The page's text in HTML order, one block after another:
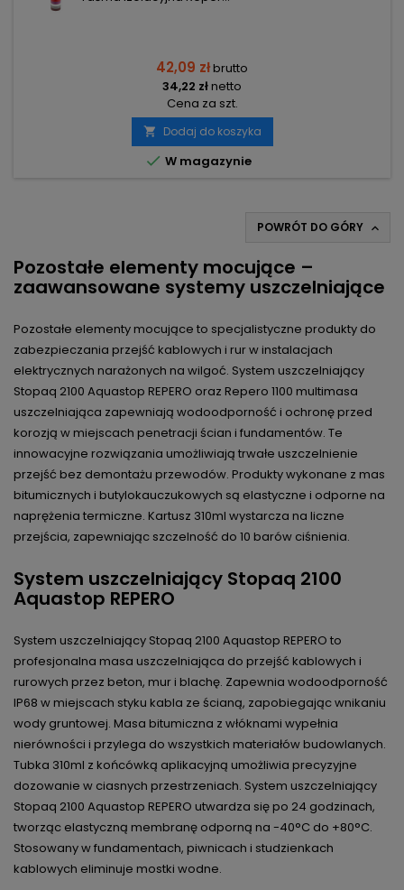
42,09 złbrutto
34,22 złnetto
Cena za szt.
 Dodaj do koszyka
 W magazynie
POWRÓT DO GÓRY 
Pozostałe elementy mocujące –
zaawansowane systemy uszczelniające
Pozostałe elementy mocujące to specjalistyczne produkty do
zabezpieczania przejść kablowych i rur w instalacjach
elektrycznych narażonych na wilgoć. System uszczelniający
Stopaq 2100 Aquastop REPERO oraz Repero 1100 multimasa
uszczelniająca zapewniają wodoodporność i ochronę przed
korozją w miejscach penetracji ścian i fundamentów. Te
innowacyjne rozwiązania umożliwiają trwałe uszczelnienie
przejść bez demontażu przewodów. Produkty wykonane z mas
bitumicznych i butylokauczukowych są elastyczne i odporne na
naprężenia termiczne. Kartusz 310ml wystarcza na liczne
przejścia, zapewniając szczelność do 10 barów ciśnienia.
System uszczelniający Stopaq 2100
Aquastop REPERO
System uszczelniający Stopaq 2100 Aquastop REPERO to
profesjonalna masa uszczelniająca do przejść kablowych i
rurowych przez beton, mur i blachę. Zapewnia wodoodporność
IP68 w miejscach styku kabla ze ścianą, zapobiegając wnikaniu
wody gruntowej. Masa bitumiczna z włóknami wypełnia
nierówności i przylega do wszystkich materiałów budowlanych.
Tubka 310ml z końcówką aplikacyjną umożliwia precyzyjne
dozowanie w ciasnych przestrzeniach. System uszczelniający
Stopaq 2100 Aquastop REPERO utwardza się po 24 godzinach,
tworząc elastyczną membranę odporną na -40°C do +80°C.
Stosowany w fundamentach, piwnicach i studzienkach
kablowych eliminuje mostki wodne.